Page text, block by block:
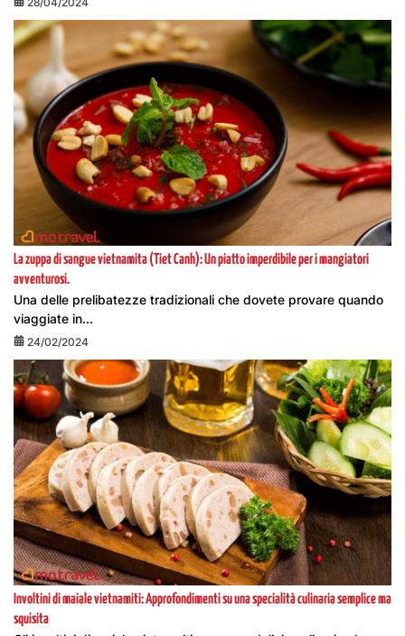
La zuppa di sangue vietnamita (Tiet Canh): Un piatto imperdibile per i mangiatori
avventurosi.
Una delle prelibatezze tradizionali che dovete provare quando
viaggiate in...
24/02/2024
Involtini di maiale vietnamiti: Approfondimenti su una specialità culinaria semplice ma
squisita